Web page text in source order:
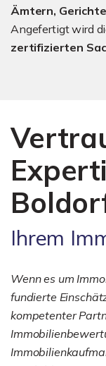
Ämtern,
Angefertigt wird
zertifizierten
Ihrem
Wenn es um
fundierte
kompetenter